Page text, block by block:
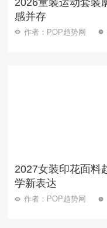
感并存
作者：POP趋势网
2027女装印花面料
学新表达
作者：POP趋势网